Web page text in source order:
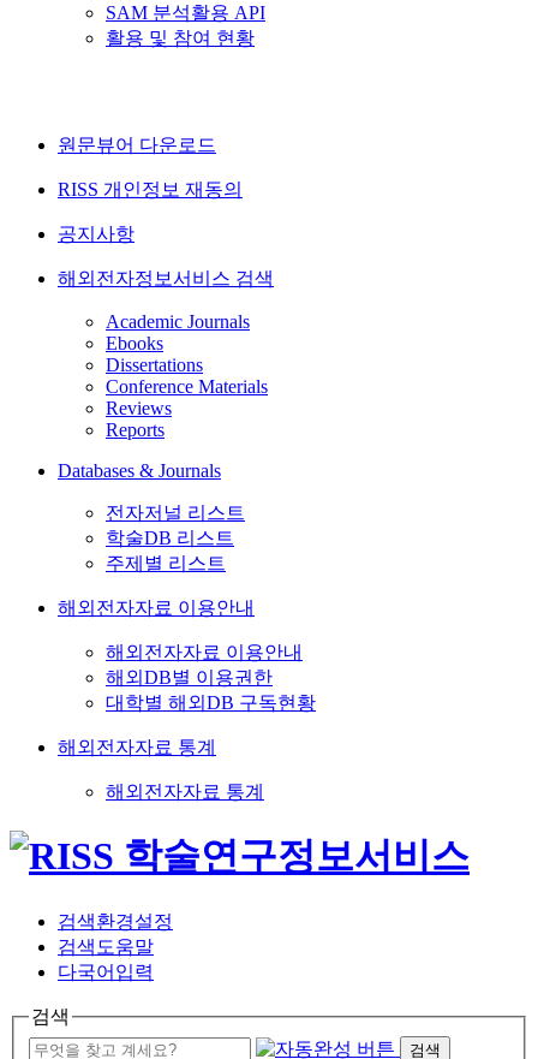
SAM 분석활용 API
활용 및 참여 현황
원문뷰어 다운로드
RISS 개인정보 재동의
공지사항
해외전자정보서비스 검색
Academic Journals
Ebooks
Dissertations
Conference Materials
Reviews
Reports
Databases & Journals
전자저널 리스트
학술DB 리스트
주제별 리스트
해외전자자료 이용안내
해외전자자료 이용안내
해외DB별 이용권한
대학별 해외DB 구독현황
해외전자자료 통계
해외전자자료 통계
검색환경설정
검색도움말
다국어입력
검색
검색